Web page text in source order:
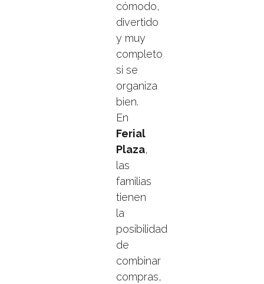
cómodo,
divertido
y muy
completo
si se
organiza
bien.
En
Ferial
Plaza,
las
familias
tienen
la
posibilidad
de
combinar
compras,